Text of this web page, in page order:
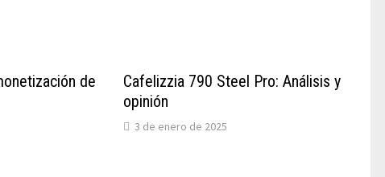
de
Cafelizzia 790 Steel Pro: Análisis y
opinión
3 de enero de 2025